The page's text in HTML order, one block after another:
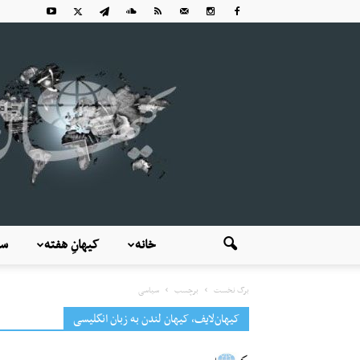
کیهانِ هفته خانه
برگ نخست برچسب سیاسی
کیهان‌لایف، کیهان لندن به زبان انگلیسی